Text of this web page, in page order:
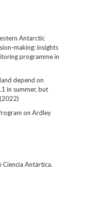
Antarctic
making: insights
programme in
depend on
in summer, but
on Ardley
Ciencia Antártica.